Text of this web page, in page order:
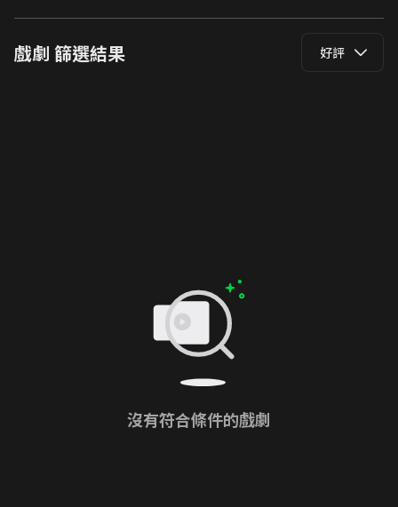
戲劇 篩選結果 好評
沒有符合條件的戲劇